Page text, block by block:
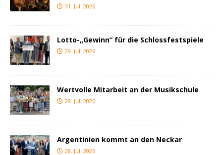
31. Juli 2026
Lotto-„Gewinn“ für die Schlossfestspiele
29. Juli 2026
Wertvolle Mitarbeit an der Musikschule
28. Juli 2026
Argentinien kommt an den Neckar
28. Juli 2026